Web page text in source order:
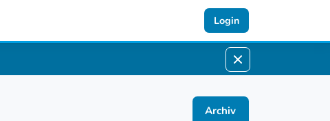
Login
Archiv